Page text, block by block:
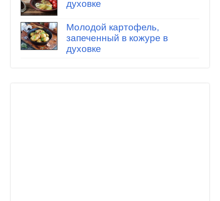
духовке
Молодой картофель,
запеченный в кожуре в
духовке